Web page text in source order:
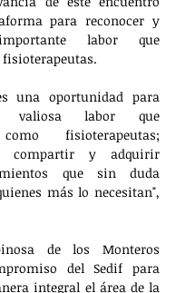
para reconocer y
labor que
una oportunidad para
valiosa labor que
fisioterapeutas;
compartir y adquirir
que sin duda
más lo necesitan",
de los Monteros
del Sedif para
integral el área de la